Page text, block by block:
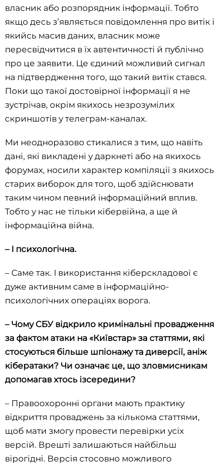
власник або розпорядник інформації. Тобто
якщо десь з’являється повідомлення про витік і
якийсь масив даних, власник може
пересвідчитися в їх автентичності й публічно
про це заявити. Це єдиний можливий сигнал
на підтвердження того, що такий витік стався.
Поки що такої достовірної інформації я не
зустрічав, окрім якихось незрозумілих
скриншотів у телеграм-каналах.
Ми неодноразово стикалися з тим, що навіть
дані, які викладені у даркнеті або на якихось
форумах, носили характер компіляції з якихось
старих виборок для того, щоб здійснювати
таким чином певний інформаційний вплив.
Тобто у нас не тільки кібервійна, а ще й
інформаційна війна.
– І психологічна.
– Саме так. І використання кіберскладової є
дуже активним саме в інформаційно-
психологічних операціях ворога.
– Чому СБУ відкрило кримінальні провадження
за фактом атаки на «Київстар» за статтями, які
стосуються більше шпіонажу та диверсії, аніж
кібератаки? Чи означає це, що зловмисникам
допомагав хтось ізсередини?
– Правоохоронні органи мають практику
відкриття проваджень за кількома статтями,
щоб мати змогу провести перевірки усіх
версій. Врешті залишаються найбільш
вірогідні. Версія стосовно можливого